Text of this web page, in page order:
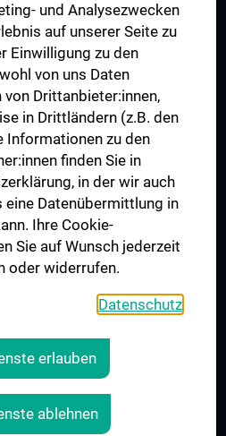
und Analysezwecken
auf unserer Seite zu
Einwilligung zu den
von uns Daten
Drittanbieter:innen,
in Drittländern (z.B. den
Informationen zu den
finden Sie in
in der wir auch
eine Datenübermittlung in
Ihre Cookie-
Sie auf Wunsch jederzeit
oder widerrufen.
Datenschutz
erlauben
ablehnen